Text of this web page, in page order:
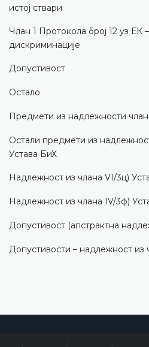
истој ствари
Члан 1 Протокола број 12 уз ЕК
дискриминације
Допустивост
Остало
Предмети из надлежности
Остали предмети из
Устава БиХ
Надлежност из члана VI/3ц)
Надлежност из члана IV/3ф)
Допустивост (aпстрактна
Допустивости – надлежност из